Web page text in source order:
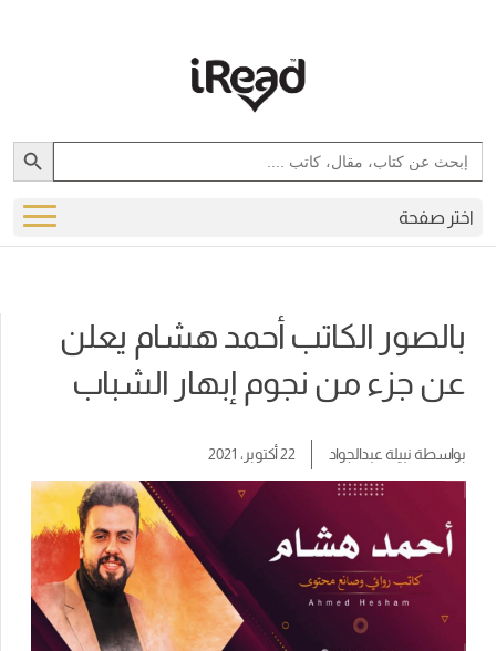
Search
for:
Search Button
اختر صفحة
بالصور الكاتب أحمد هشام يعلن
عن جزء من نجوم إبهار الشباب
بواسطةنبيلة عبدالجواد 22 أكتوبر، 2021